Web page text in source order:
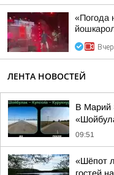
«Погода
ЛЕНТА НОВОСТЕЙ
В Марий
09:51
«Шёпот